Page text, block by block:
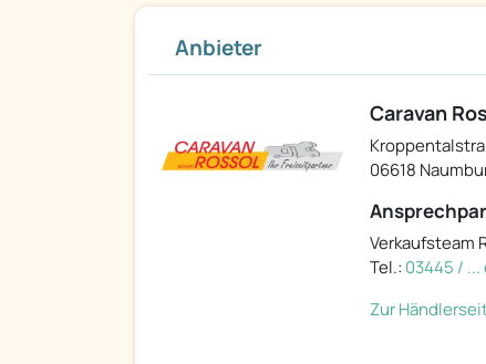
Anbieter
Caravan
06618
Verkaufsteam
Tel.: 03445 /
Zur